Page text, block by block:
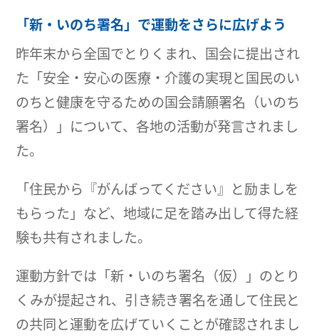
「新・いのち署名」で運動をさらに広げよう
昨年末から全国でとりくまれ、国会に提出され
た「安全・安心の医療・介護の実現と国民のい
のちと健康を守るための国会請願署名（いのち
署名）」について、各地の活動が発言されまし
た。
「住民から『がんばってください』と励ましを
もらった」など、地域に足を踏み出して得た経
験も共有されました。
運動方針では「新・いのち署名（仮）」のとり
くみが提起され、引き続き署名を通して住民と
の共同と運動を広げていくことが確認されまし